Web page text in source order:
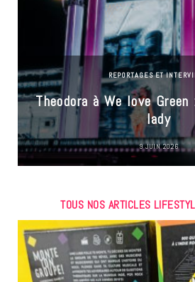
REPORTAGES ET
Theodora à We love
lady
9 JUIN 2026
TOUS NOS ARTICLES